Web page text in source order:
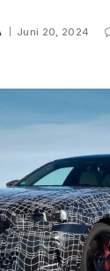
Juni 20, 2024